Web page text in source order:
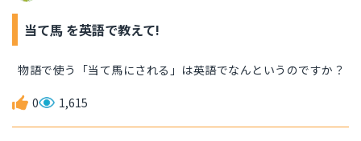
当て馬 を英語で教えて!
物語で使う「当て馬にされる」は英語でなんというのですか？
0 1,615